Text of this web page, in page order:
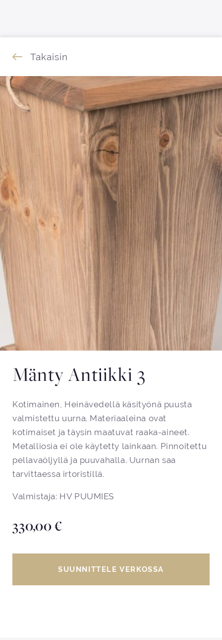
Takaisin
Mänty Antiikki 3
Kotimainen, Heinävedellä käsityönä puusta
valmistettu uurna. Materiaaleina ovat
kotimaiset ja täysin maatuvat raaka-aineet.
Metalliosia ei ole käytetty lainkaan. Pinnoitettu
pellavaöljyllä ja puuvahalla. Uurnan saa
tarvittaessa irtoristillä.
Valmistaja: HV PUUMIES
330,00€
SUUNNITTELE VERKOSSA